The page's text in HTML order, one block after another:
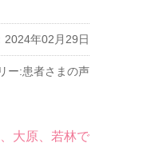
2024年02月29日
ー:患者さまの声
大原、若林で